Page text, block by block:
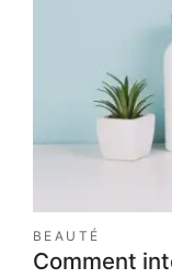
BEAUTÉ
Comment